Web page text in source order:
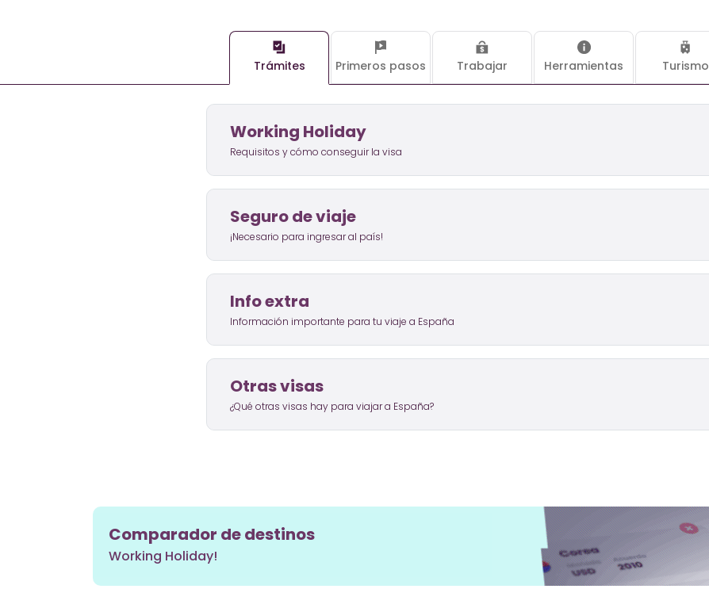
Trámites Primeros pasos Trabajar Herramientas Turismo
Working Holiday
Requisitos y cómo conseguir la visa
Seguro de viaje
¡Necesario para ingresar al país!
Info extra
Información importante para tu viaje a España
Otras visas
¿Qué otras visas hay para viajar a España?
Comparador de destinos
Working Holiday!